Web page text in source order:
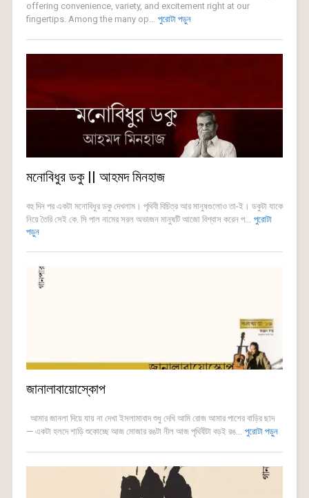
offering convenience, variety, and excitement right at our
fingertips. Among the many op... পুরোটা পড়ুন
মনোবিধুর ডকু || আহমদ মিনহাজ
বহু দিন পর একটা মনোবিধুর ডকু দেখলাম। পৃথিবী বিচিত্র আর মানুষগুলোও তা-ই। ডকুটা যাকে
নিয়ে তৈরি সেই কে. সি পাল নামের সরল অভাজন মানুষটি আজো বিশ্বাস করেন প... পুরোটা
পড়ুন
জানালাবায়োস্কোপ
আমার জানলা দিয়ে যায় না দেখা ইসলামাবাদ শুধু দেখি আমি রোজ আমার পাশের বাড়ির ছাদ
— একটা হলদে শাড়ি শুকোচ্ছে আজ মোজার রঙটা নীল আজ পৃথিবীটা বড়ই রঙ... পুরোটা পড়ুন